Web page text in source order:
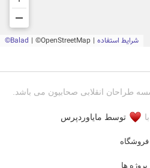
طراحان انقلابی صحابیون می باشد.
توسط مایاوردپرس
فروشگاه
پروژه ها